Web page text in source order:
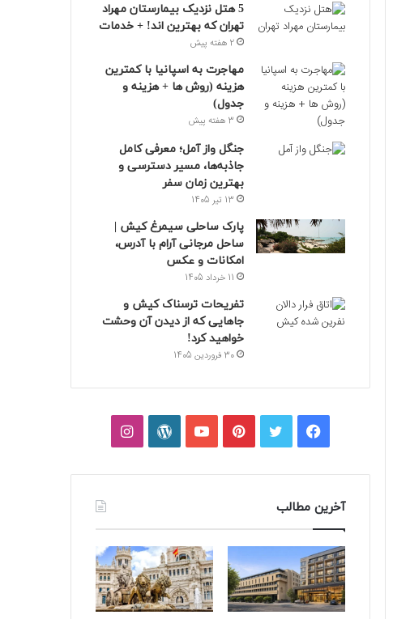
5 هتل نزدیک بیمارستان مهراد
تهران که بهترین‌ اند! + خدمات
2 هفته پیش
مهاجرت به اسپانیا با کمترین
هزینه (روش ها + هزینه و
جدول)
3 هفته پیش
جنگل واز آمل؛ معرفی کامل
جاذبه‌ها، مسیر دسترسی و
بهترین زمان سفر
13 تیر 1405
پارک ساحلی سیمرغ کیش |
ساحل مرجانی آرام با آدرس،
امکانات و عکس
11 خرداد 1405
تفریحات ترسناک کیش و
جاهایی که از دیدن آن وحشت
خواهید کرد!
30 فروردین 1405
فیسبوکتوییترپینتریستیوتیوبوردپرساینستاگرام
آخرین مطالب